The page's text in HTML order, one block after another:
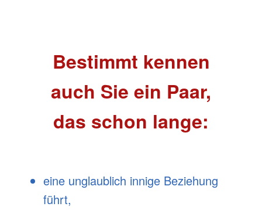
Bestimmt kennen
auch Sie ein Paar,
das schon lange:
eine unglaublich innige Beziehung
führt,